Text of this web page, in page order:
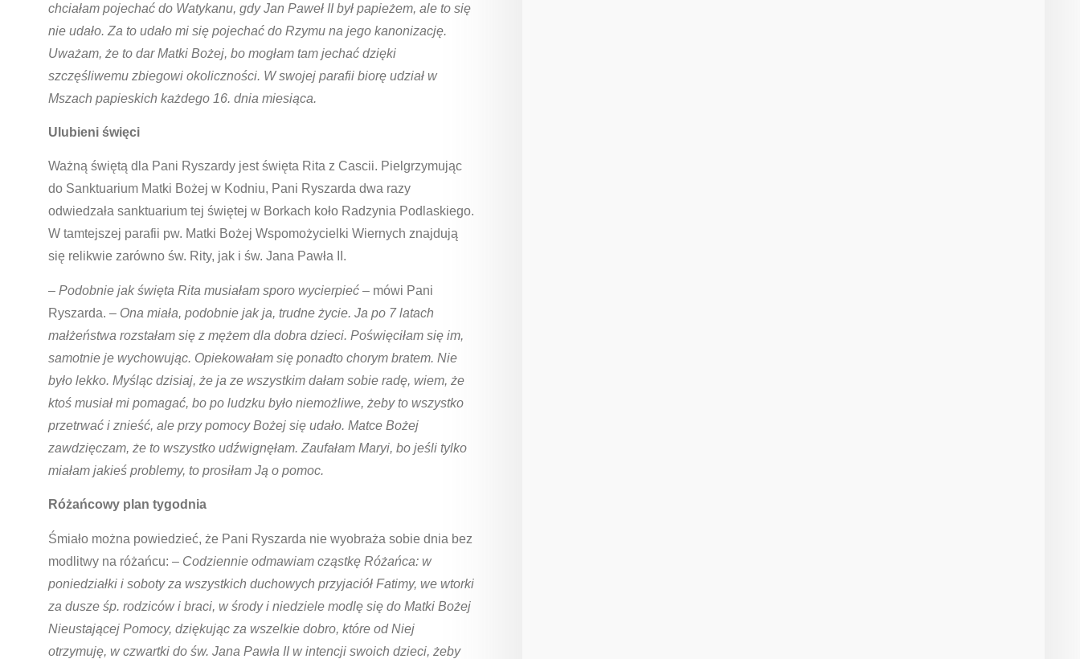
chciałam pojechać do Watykanu, gdy Jan Paweł II był papieżem, ale to się
nie udało. Za to udało mi się pojechać do Rzymu na jego kanonizację.
Uważam, że to dar Matki Bożej, bo mogłam tam jechać dzięki
szczęśliwemu zbiegowi okoliczności. W swojej parafii biorę udział w
Mszach papieskich każdego 16. dnia miesiąca.
Ulubieni święci
Ważną świętą dla Pani Ryszardy jest święta Rita z Cascii. Pielgrzymując
do Sanktuarium Matki Bożej w Kodniu, Pani Ryszarda dwa razy
odwiedzała sanktuarium tej świętej w Borkach koło Radzynia Podlaskiego.
W tamtejszej parafii pw. Matki Bożej Wspomożycielki Wiernych znajdują
się relikwie zarówno św. Rity, jak i św. Jana Pawła II.
– Podobnie jak święta Rita musiałam sporo wycierpieć – mówi Pani
Ryszarda. – Ona miała, podobnie jak ja, trudne życie. Ja po 7 latach
małżeństwa rozstałam się z mężem dla dobra dzieci. Poświęciłam się im,
samotnie je wychowując. Opiekowałam się ponadto chorym bratem. Nie
było lekko. Myśląc dzisiaj, że ja ze wszystkim dałam sobie radę, wiem, że
ktoś musiał mi pomagać, bo po ludzku było niemożliwe, żeby to wszystko
przetrwać i znieść, ale przy pomocy Bożej się udało. Matce Bożej
zawdzięczam, że to wszystko udźwignęłam. Zaufałam Maryi, bo jeśli tylko
miałam jakieś problemy, to prosiłam Ją o pomoc.
Różańcowy plan tygodnia
Śmiało można powiedzieć, że Pani Ryszarda nie wyobraża sobie dnia bez
modlitwy na różańcu: – Codziennie odmawiam cząstkę Różańca: w
poniedziałki i soboty za wszystkich duchowych przyjaciół Fatimy, we wtorki
za dusze śp. rodziców i braci, w środy i niedziele modlę się do Matki Bożej
Nieustającej Pomocy, dziękując za wszelkie dobro, które od Niej
otrzymuję, w czwartki do św. Jana Pawła II w intencji swoich dzieci, żeby